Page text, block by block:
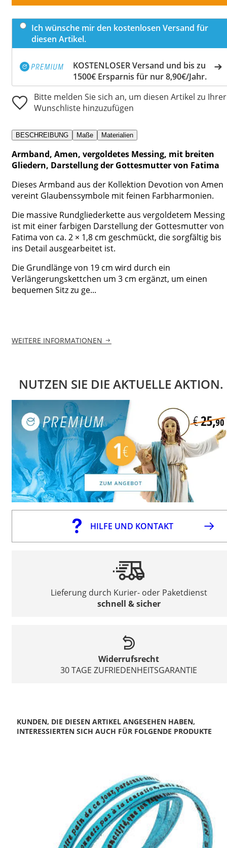
Ich wünsche mir den kostenlosen Versand für
diesen Artikel.
KOSTENLOSER Versand und bis zu
1500€ Ersparnis für nur 8,90€/Jahr.
Bitte melden Sie sich an, um diesen Artikel zu Ihrer
Wunschliste hinzuzufügen
BESCHREIBUNG Maße Materialien
Armband, Amen, vergoldetes Messing, mit breiten
Gliedern, Darstellung der Gottesmutter von Fatima
Dieses Armband aus der Kollektion Devotion von Amen
vereint Glaubenssymbole mit feinen Farbharmonien.
Die massive Rundgliederkette aus vergoldetem Messing
ist mit einer farbigen Darstellung der Gottesmutter von
Fatima von ca. 2 × 1,8 cm geschmückt, die sorgfältig bis
ins Detail ausgearbeitet ist.
Die Grundlänge von 19 cm wird durch ein
Verlängerungskettchen um 3 cm ergänzt, um einen
bequemen Sitz zu ge...
WEITERE INFORMATIONEN
NUTZEN SIE DIE AKTUELLE AKTION.
HILFE UND KONTAKT
Lieferung durch Kurier- oder Paketdienst
schnell & sicher
Widerrufsrecht
30 TAGE ZUFRIEDENHEITSGARANTIE
KUNDEN, DIE DIESEN ARTIKEL ANGESEHEN HABEN,
INTERESSIERTEN SICH AUCH FÜR FOLGENDE PRODUKTE